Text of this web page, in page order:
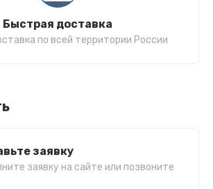
Быстрая доставка
по всей территории России
заявку
заявку на сайте или позвоните